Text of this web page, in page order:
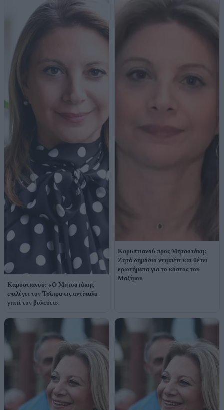
Καρυστιανού: «Ο Μητσοτάκης
επιλέγει τον Τσίπρα ως αντίπαλο
γιατί τον βολεύει»
Καρυστιανού προς Μητσοτάκη:
Ζητά δημόσιο ντιμπέιτ και θέτει
ερωτήματα για το κόστος του
Μαξίμου